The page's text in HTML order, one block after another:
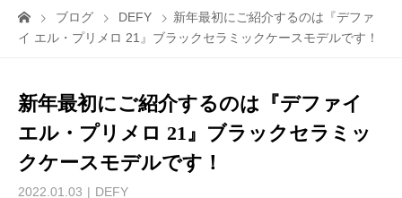
ブログ DEFY
新年最初にご紹介するのは『デファ
イ エル・プリメロ 21』ブラックセラミックケースモデルです！
新年最初にご紹介するのは『デファイ
エル・プリメロ 21』ブラックセラミッ
クケースモデルです！
2022.01.03 DEFY